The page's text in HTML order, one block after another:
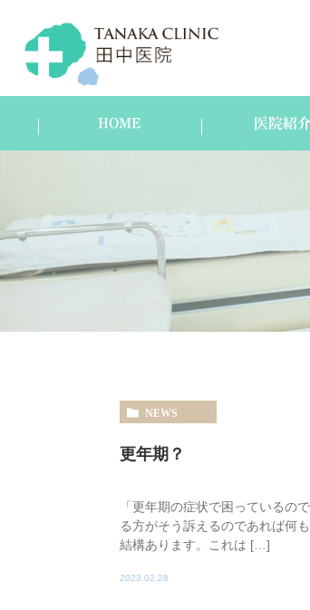
HOME 医院紹
スタッフ紹介
NEWS
更年期？
「更年期の症状で困っているの
る方がそう訴えるのであれば何
結構あります。これは […]
2023.02.28